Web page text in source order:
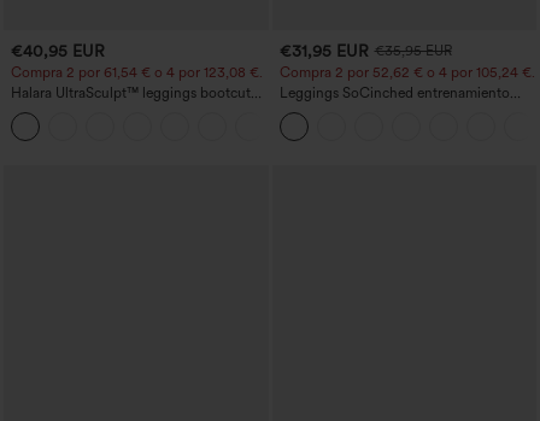
€40,95 EUR
Compra 2 por 61,54 € o 4 por 123,08 €.
Halara UltraSculpt™ leggings bootcut
de yoga de talle alto con fruncido que
levanta los glúteos, control de
abdomen, bolsillos y efecto moldeador.
€31,95 EUR €35,95 EUR
Compra 2 por 52,62 € o 4 por 105,24 €.
Leggings SoCinched entrenamiento
moldeador abdomen bolsillo lateral tiro
alto